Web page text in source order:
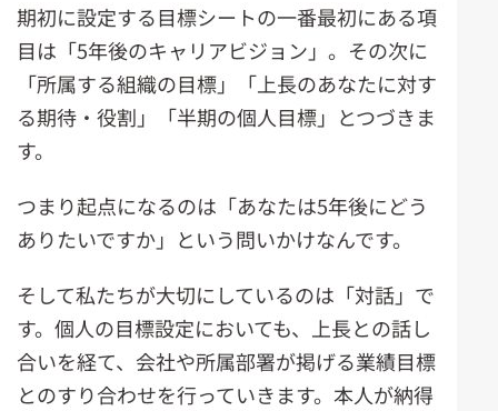
期初に設定する目標シートの一番最初にある項
目は「5年後のキャリアビジョン」。その次に
「所属する組織の目標」「上長のあなたに対す
る期待・役割」「半期の個人目標」とつづきま
す。
つまり起点になるのは「あなたは5年後にどう
ありたいですか」という問いかけなんです。
そして私たちが大切にしているのは「対話」で
す。個人の目標設定においても、上長との話し
合いを経て、会社や所属部署が掲げる業績目標
とのすり合わせを行っていきます。本人が納得